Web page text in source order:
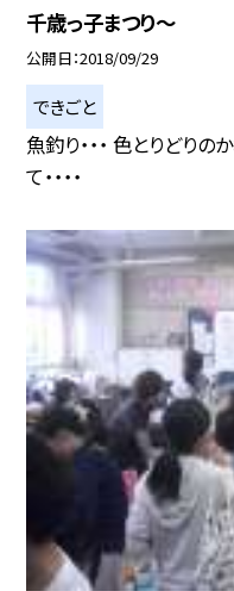
千歳っ子まつり〜
公開日 2018/09/29
できごと
魚釣り・・・ 色とりどり
て・・・・